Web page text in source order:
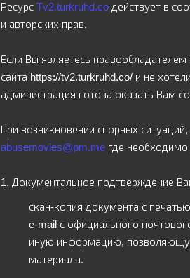
Ресурс Tv2.turkruhd.co действует в
и авторских прав.
Если Вы являетесь
сайта https://tv2.turkruhd.co/ и не
администрация готова оказать Вам
При возникновении спорных
abusemovies@pm.me где
1. Документальное подтверждение
скан-копия документа с
e-mail с официального
иную информацию,
материала.